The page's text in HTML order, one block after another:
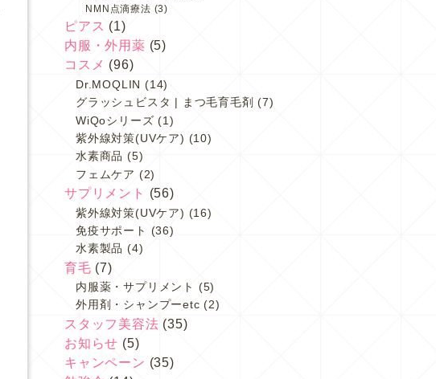
NMN点滴療法 (3)
ピアス (1)
内服・外用薬 (5)
コスメ (96)
Dr.MOQLIN (14)
グラッシュビスタ | まつ毛育毛剤 (7)
WiQoシリーズ (1)
紫外線対策(UVケア) (10)
水素商品 (5)
フェムケア (2)
サプリメント (56)
紫外線対策(UVケア) (16)
免疫サポート
(36)
水素製品 (4)
育毛 (7)
内服薬・サプリメント
(5)
外用剤・シャンプーetc (2)
スタッフ美容法 (35)
お知らせ (5)
キャンペーン (35)